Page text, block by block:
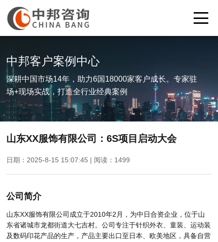
中邦客户案例中心
深耕中国市场14年，助力6国18000家客户成长。专家驻
场+现场实战，打造全行业经典案例
山东XX服饰有限公司：6S项目启动大会
日期：2025-8-15 15:07:45 | 阅读： 1499
公司简介
山东XX服饰有限公司成立于2010年2月，为中日合资企业，位于山
东省诸城市龙都街道大七吉村。公司专注于针织外衣、童装、运动装
及数码印花产品的生产，产品主要出口至日本、欧美地区，具备自营